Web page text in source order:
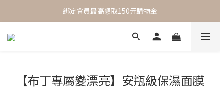
One Day One Masking  極簡保養｜極致呵護
綁定會員最高領取150元購物金
One Day One Masking  極簡保養｜極致呵護
【布丁專屬變漂亮】安瓶級保濕面膜